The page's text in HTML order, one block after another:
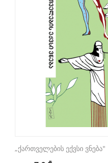
„ქართველების ექვსი ვნება"